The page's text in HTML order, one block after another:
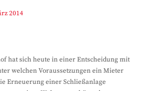
2014
hat sich heute in einer Entscheidung mit
welchen Voraussetzungen ein Mieter
Erneuerung einer Schließanlage